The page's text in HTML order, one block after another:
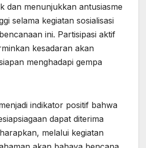
dan menunjukkan antusiasme
selama kegiatan sosialisasi
ini. Partisipasi aktif
kesadaran akan
menghadapi gempa
indikator positif bahwa
dapat diterima
melalui kegiatan